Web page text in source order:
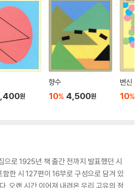
원
향수
10% 4,500원
변신
10%
로 1925년 책 출간 전까지 발표했던 시
한 시 127편이 16부로 구성으로 담겨 있
. 오랜 시간 이어져 내려온 우리 고유의 정